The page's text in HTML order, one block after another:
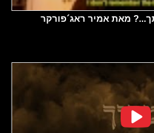
מאת אמיר ראג´פורקר